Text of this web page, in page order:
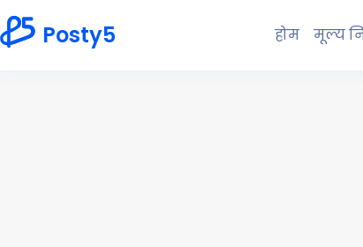
Posty5 होम मूल्य